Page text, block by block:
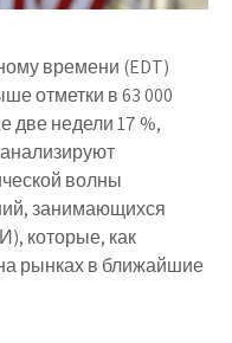
времени (EDT)
отметки в 63 000
две недели 17 %,
волны
занимающихся
которые, как
рынках в ближайшие